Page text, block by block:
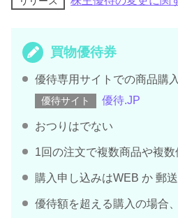
買物優待券
優待専用サイトでの商品購
優待サイト 優待.JP
おつりはでない
1回の注文で複数商品や複
購入申し込みはWEB か 郵
優待額を超える購入の場合